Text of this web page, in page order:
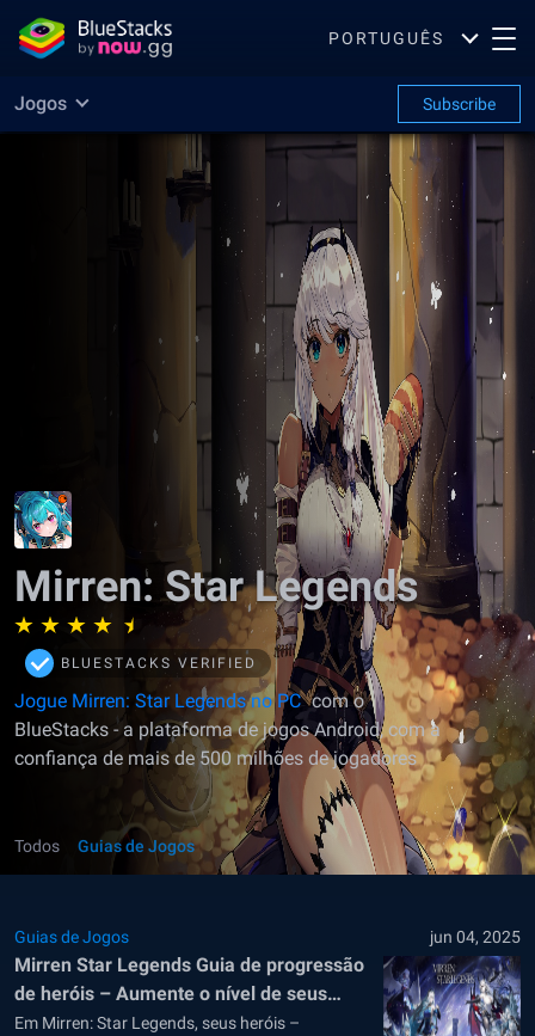
PORTUGUÊS
Jogos Subscribe
Mirren: Star Legends
BLUESTACKS VERIFIED
Jogue Mirren: Star Legends no PC com o
BlueStacks - a plataforma de jogos Android, com a
confiança de mais de 500 milhões de jogadores
Todos Guias de Jogos
Guias de Jogos jun 04, 2025
Mirren Star Legends Guia de progressão
de heróis – Aumente o nível de seus
heróis!
Em Mirren: Star Legends, seus heróis –